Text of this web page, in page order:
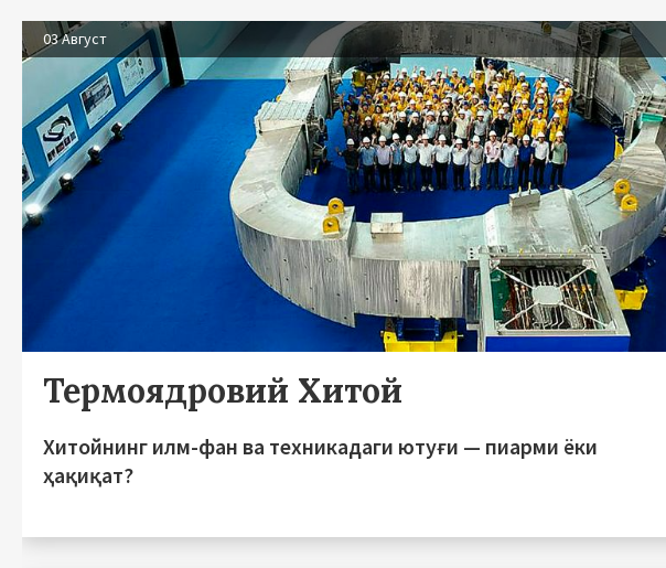
03 Август
Термоядровий Хитой
Хитойнинг илм-фан ва техникадаги ютуғи — пиарми ёки
ҳақиқат?